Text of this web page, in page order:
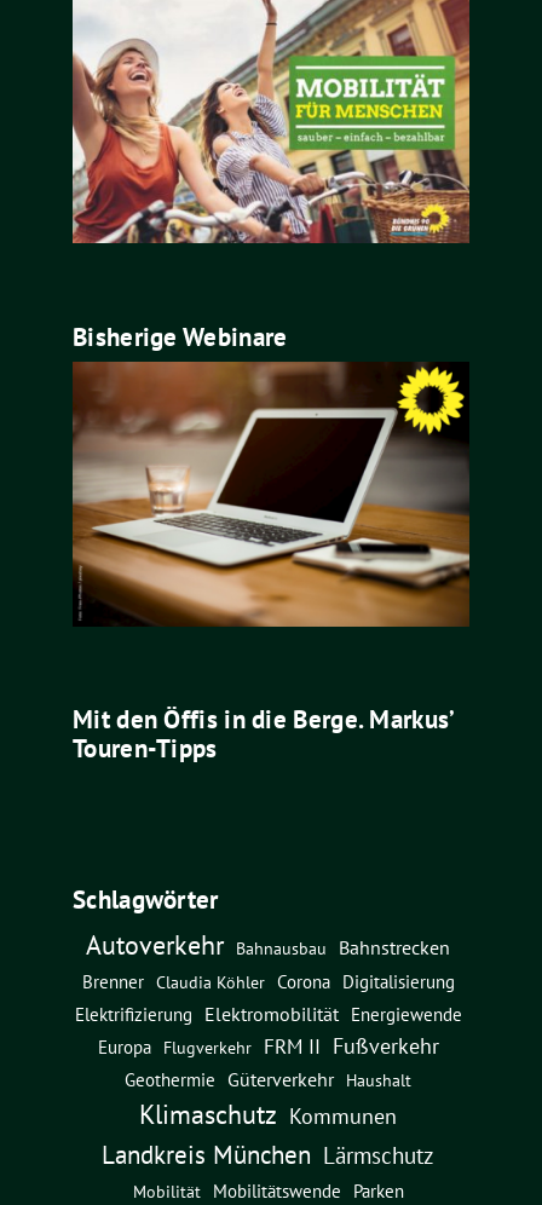
Bisherige Webinare
Mit den Öffis in die Berge. Markus’
Touren-Tipps
Schlagwörter
Autoverkehr Bahnausbau
Bahnstrecken
Brenner Claudia Köhler Corona
Digitalisierung
Elektrifizierung
Elektromobilität Energiewende
Europa Flugverkehr FRM II Fußverkehr
Geothermie Güterverkehr Haushalt
Klimaschutz Kommunen
Landkreis München Lärmschutz
Mobilität Mobilitätswende Parken